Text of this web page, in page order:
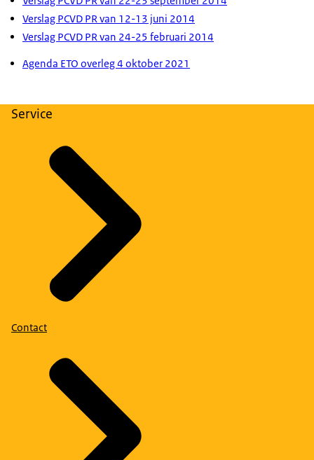
Verslag PCVD PR van 12-13 juni 2014
Verslag PCVD PR van 24-25 februari 2014
Agenda ETO overleg 4 oktober 2021
Service
Contact